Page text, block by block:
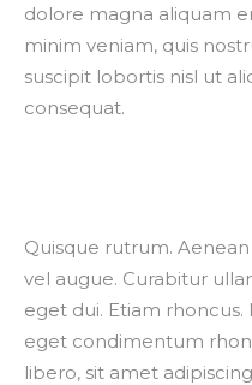
dolore magna aliquam
minim veniam, quis
suscipit lobortis nisl ut
consequat.
Quisque rutrum.
vel augue. Curabitur
eget dui. Etiam
eget condimentum
libero, sit amet